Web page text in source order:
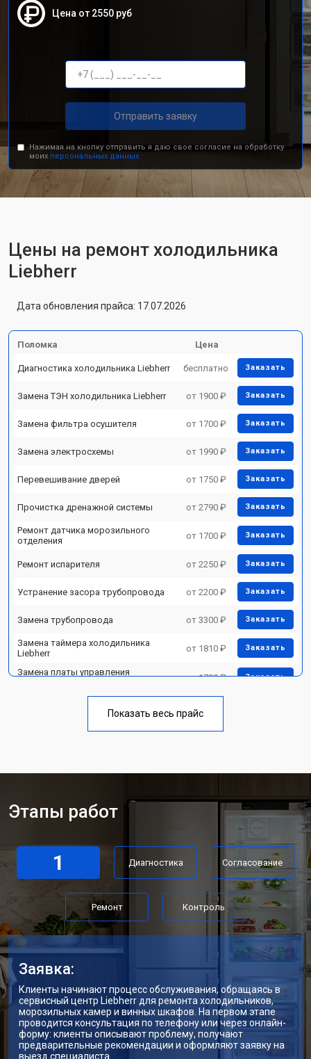
Цена от 2550 руб
Отправить заявку
Нажимая на кнопку отправить я даю свое согласие на обработку
моих персональных данных.
Цены на ремонт холодильника
Liebherr
Дата обновления прайса: 17.07.2026
Поломка Цена
Диагностика холодильника Liebherr бесплатно Заказать
Замена ТЭН холодильника Liebherr от 1900 ₽ Заказать
Замена фильтра осушителя от 1700 ₽ Заказать
Замена электросхемы от 1990 ₽ Заказать
Перевешивание дверей от 1750 ₽ Заказать
Прочистка дренажной системы от 2790 ₽ Заказать
Ремонт датчика морозильного
отделения
от 1700 ₽ Заказать
Ремонт испарителя от 2250 ₽ Заказать
Устранение засора трубопровода от 2200 ₽ Заказать
Замена трубопровода от 3300 ₽ Заказать
Замена таймера холодильника
Liebherr
от 1810 ₽ Заказать
Замена платы управления
от 1700 ₽ Заказать
Замена дефростера от 4750 ₽
Замена нагревателя оттайки Заказать
Замена реле холодильника Liebherr от 2550 ₽ Заказать
Устранение утечки хладагента Заказать
Показать весь прайс
Этапы работ
1 Диагностика Согласование
Ремонт Контроль
Заявка:
Клиенты начинают процесс обслуживания, обращаясь в
сервисный центр Liebherr для ремонта холодильников,
морозильных камер и винных шкафов. На первом этапе
проводится консультация по телефону или через онлайн-
форму: клиенты описывают проблему, получают
предварительные рекомендации и оформляют заявку на
выезд специалиста.